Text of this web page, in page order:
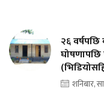
२६
घोषणापछि
शनिबार,